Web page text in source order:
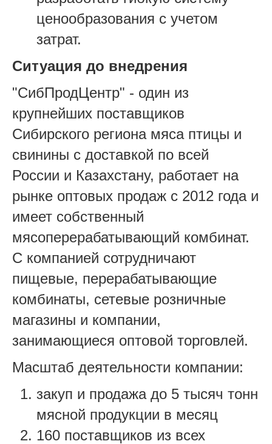
ценообразования с учетом
затрат.
Ситуация до внедрения
"СибПродЦентр" - один из
крупнейших поставщиков
Сибирского региона мяса птицы и
свинины с доставкой по всей
России и Казахстану, работает на
рынке оптовых продаж с 2012 года и
имеет собственный
мясоперерабатывающий комбинат.
С компанией сотрудничают
пищевые, перерабатывающие
комбинаты, сетевые розничные
магазины и компании,
занимающиеся оптовой торговлей.
Масштаб деятельности компании:
закуп и продажа до 5 тысяч тонн
мясной продукции в месяц
160 поставщиков из всех